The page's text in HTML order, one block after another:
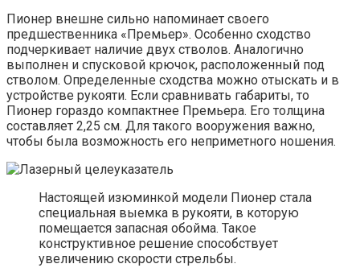
Пионер внешне сильно напоминает своего
предшественника «Премьер». Особенно сходство
подчеркивает наличие двух стволов. Аналогично
выполнен и спусковой крючок, расположенный под
стволом. Определенные сходства можно отыскать и в
устройстве рукояти. Если сравнивать габариты, то
Пионер гораздо компактнее Премьера. Его толщина
составляет 2,25 см. Для такого вооружения важно,
чтобы была возможность его неприметного ношения.
Настоящей изюминкой модели Пионер стала
специальная выемка в рукояти, в которую
помещается запасная обойма. Такое
конструктивное решение способствует
увеличению скорости стрельбы.